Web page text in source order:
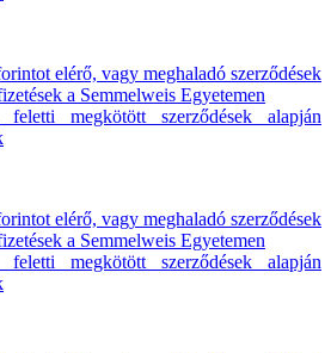
elérő, vagy meghaladó szerződések
a Semmelweis Egyetemen
megkötött szerződések alapján
elérő, vagy meghaladó szerződések
a Semmelweis Egyetemen
megkötött szerződések alapján